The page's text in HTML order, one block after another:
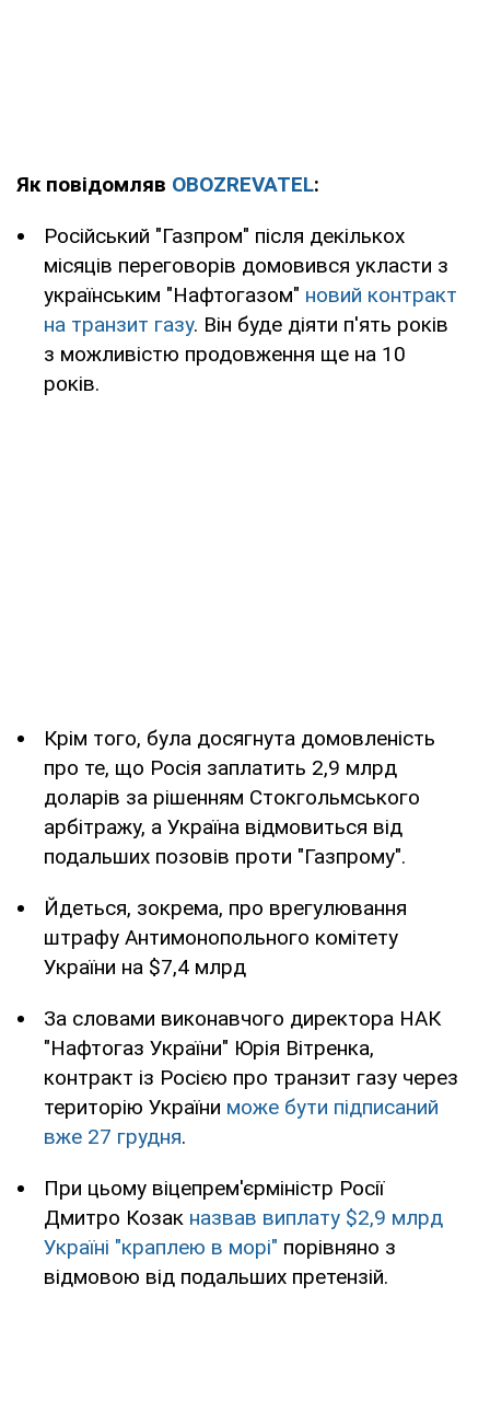
Як повідомляв OBOZREVATEL:
Російський "Газпром" після декількох
місяців переговорів домовився укласти з
українським "Нафтогазом" новий контракт
на транзит газу. Він буде діяти п'ять років
з можливістю продовження ще на 10
років.
Крім того, була досягнута домовленість
про те, що Росія заплатить 2,9 млрд
доларів за рішенням Стокгольмського
арбітражу, а Україна відмовиться від
подальших позовів проти "Газпрому".
Йдеться, зокрема, про врегулювання
штрафу Антимонопольного комітету
України на $7,4 млрд
За словами виконавчого директора НАК
"Нафтогаз України" Юрія Вітренка,
контракт із Росією про транзит газу через
територію України може бути підписаний
вже 27 грудня.
При цьому віцепрем'єрміністр Росії
Дмитро Козак назвав виплату $2,9 млрд
Україні "краплею в морі" порівняно з
відмовою від подальших претензій.